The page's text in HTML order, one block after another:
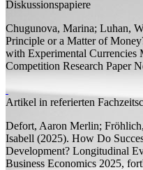
Diskussionspapiere
Chugunova, Marina; Luhan,
Principle or a Matter of
with Experimental Currencies
Competition Research Paper
Artikel in referierten
Defort, Aaron Merlin;
Isabell (2025). How Do
Development? Longitudinal
Business Economics 2025,